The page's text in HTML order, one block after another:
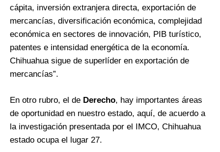
cápita, inversión extranjera directa, exportación de
mercancías, diversificación económica, complejidad
económica en sectores de innovación, PIB turístico,
patentes e intensidad energética de la economía.
Chihuahua sigue de superlíder en exportación de
mercancías”.
En otro rubro, el de Derecho, hay importantes áreas
de oportunidad en nuestro estado, aquí, de acuerdo a
la investigación presentada por el IMCO, Chihuahua
estado ocupa el lugar 27.